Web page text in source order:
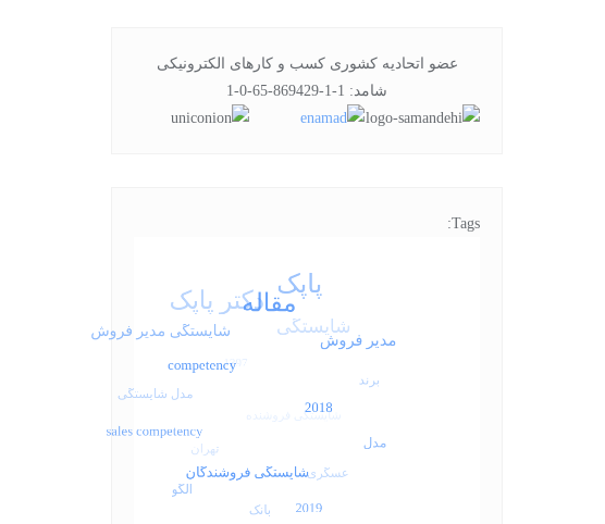
عضو اتحادیه کشوری کسب و کارهای الکترونیکی
شامد: 1-1-869429-65-0-1
Tags: